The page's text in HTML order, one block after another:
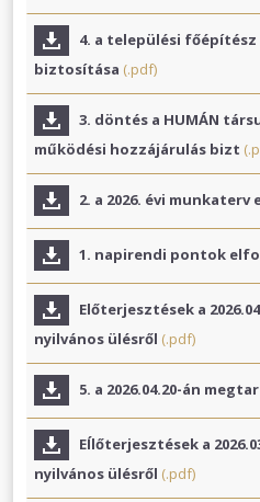
4. a települési
biztosítása (.pdf)
3. döntés a HUMÁN
működési hozzájárulás bizt
2. a 2026. évi
1. napirendi pontok
Előterjesztések a
nyilvános ülésről (.pdf)
5. a 2026.04.20-án
EÍlőterjesztések a
nyilvános ülésről (.pdf)